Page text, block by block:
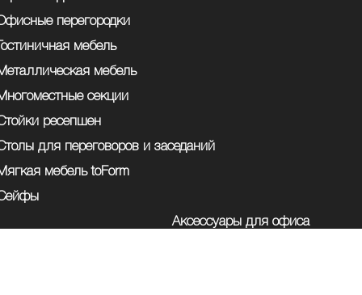
перегородки
мебель
мебель
секции
ресепшен
для переговоров и заседаний
мебель toForm
Аксессуары для офиса